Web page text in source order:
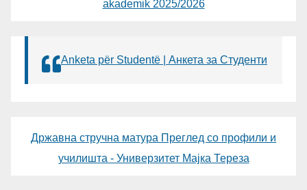
akademik 2025/2026
Anketa për Studentë | Анкета за Студенти
Државна стручна матура Преглед со профили и
училишта - Универзитет Мајка Тереза